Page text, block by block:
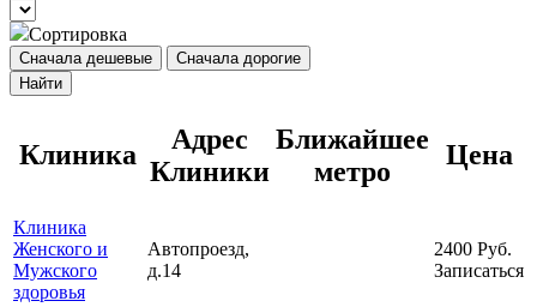
Сортировка
Сначала дешевые
Сначала дорогие
Найти
Клиника
Адрес
Клиники
Ближайшее
метро
Цена
Клиника
Женского и
Мужского
здоровья
Автопроезд,
д.14
2400 Руб.
Записаться